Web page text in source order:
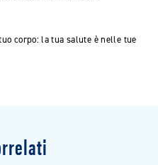
corpo: la tua salute è nelle tue